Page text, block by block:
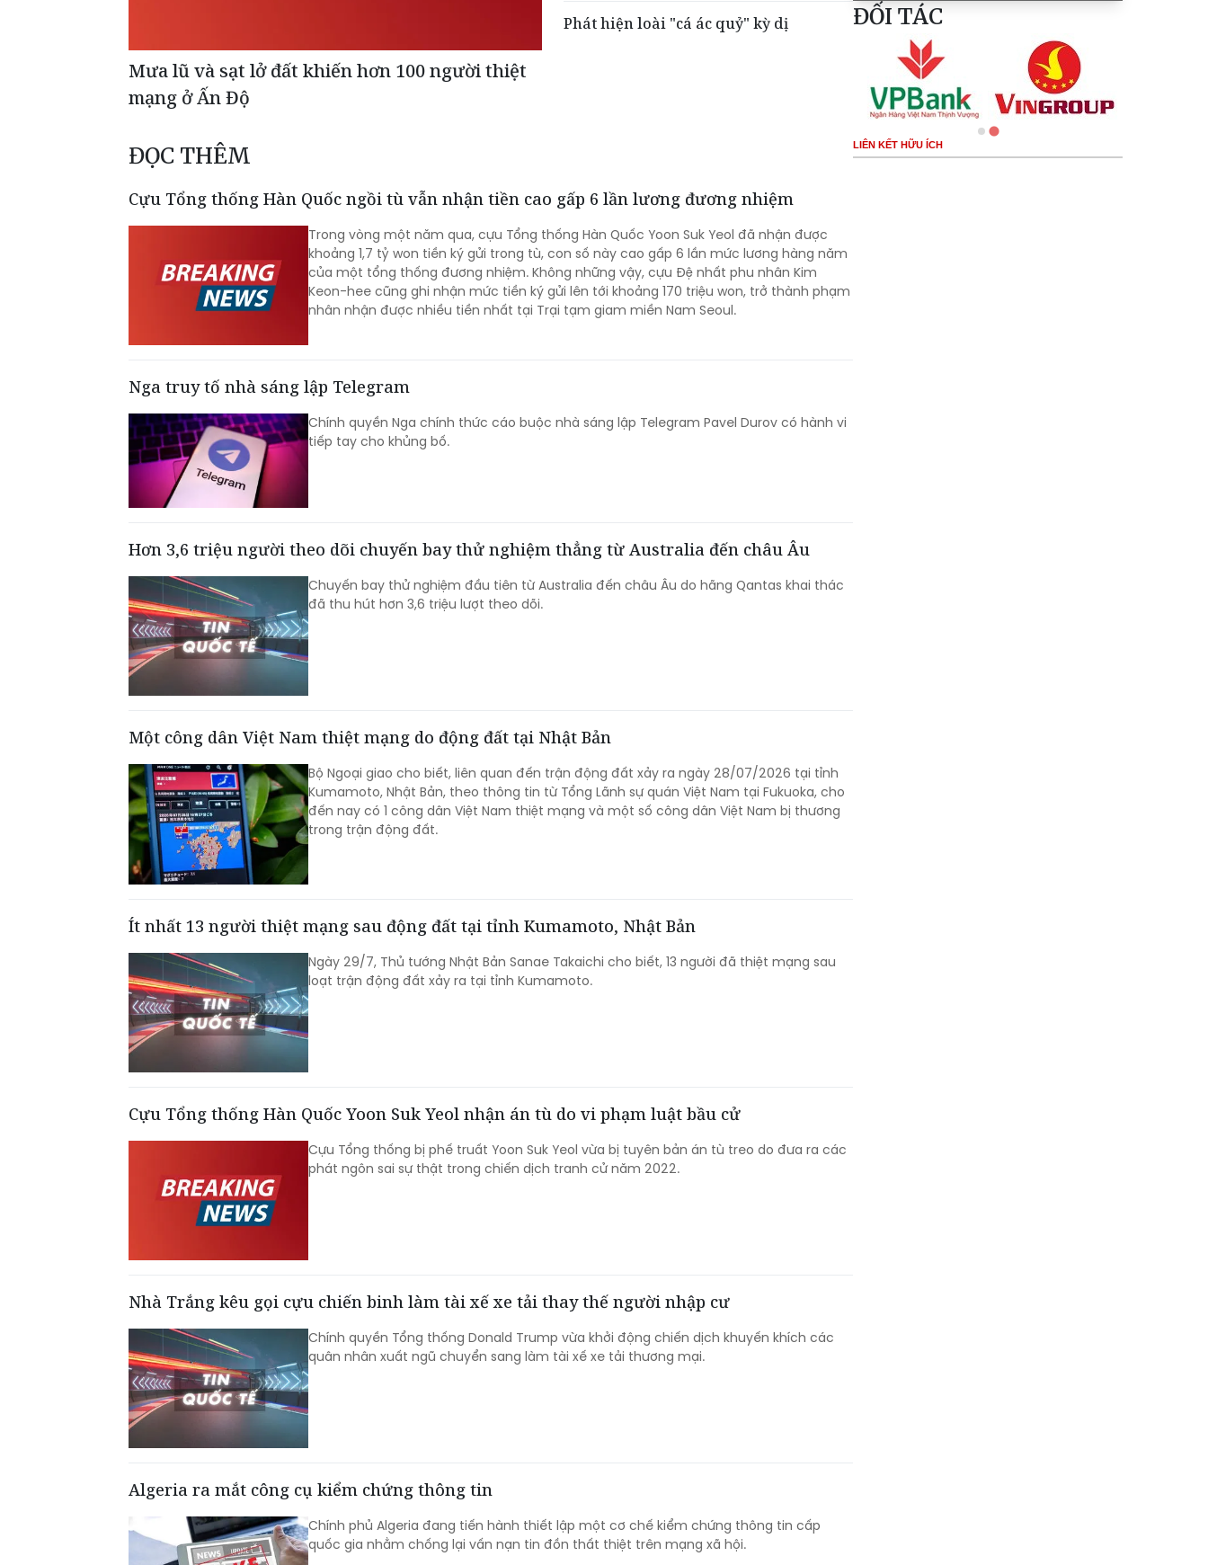
Mưa lũ và sạt lở đất khiến hơn 100 người thiệt
mạng ở Ấn Độ
Phát hiện loài "cá ác quỷ" kỳ dị
ĐỌC THÊM
Cựu Tổng thống Hàn Quốc ngồi tù vẫn nhận tiền cao gấp 6 lần lương đương nhiệm
Trong vòng một năm qua, cựu Tổng thống Hàn Quốc Yoon Suk Yeol đã nhận được
khoảng 1,7 tỷ won tiền ký gửi trong tù, con số này cao gấp 6 lần mức lương hàng năm
của một tổng thống đương nhiệm. Không những vậy, cựu Đệ nhất phu nhân Kim
Keon-hee cũng ghi nhận mức tiền ký gửi lên tới khoảng 170 triệu won, trở thành phạm
nhân nhận được nhiều tiền nhất tại Trại tạm giam miền Nam Seoul.
Nga truy tố nhà sáng lập Telegram
Chính quyền Nga chính thức cáo buộc nhà sáng lập Telegram Pavel Durov có hành vi
tiếp tay cho khủng bố.
Hơn 3,6 triệu người theo dõi chuyến bay thử nghiệm thẳng từ Australia đến châu Âu
Chuyến bay thử nghiệm đầu tiên từ Australia đến châu Âu do hãng Qantas khai thác
đã thu hút hơn 3,6 triệu lượt theo dõi.
Một công dân Việt Nam thiệt mạng do động đất tại Nhật Bản
Bộ Ngoại giao cho biết, liên quan đến trận động đất xảy ra ngày 28/07/2026 tại tỉnh
Kumamoto, Nhật Bản, theo thông tin từ Tổng Lãnh sự quán Việt Nam tại Fukuoka, cho
đến nay có 1 công dân Việt Nam thiệt mạng và một số công dân Việt Nam bị thương
trong trận động đất.
Ít nhất 13 người thiệt mạng sau động đất tại tỉnh Kumamoto, Nhật Bản
Ngày 29/7, Thủ tướng Nhật Bản Sanae Takaichi cho biết, 13 người đã thiệt mạng sau
loạt trận động đất xảy ra tại tỉnh Kumamoto.
Cựu Tổng thống Hàn Quốc Yoon Suk Yeol nhận án tù do vi phạm luật bầu cử
Cựu Tổng thống bị phế truất Yoon Suk Yeol vừa bị tuyên bản án tù treo do đưa ra các
phát ngôn sai sự thật trong chiến dịch tranh cử năm 2022.
Nhà Trắng kêu gọi cựu chiến binh làm tài xế xe tải thay thế người nhập cư
Chính quyền Tổng thống Donald Trump vừa khởi động chiến dịch khuyến khích các
quân nhân xuất ngũ chuyển sang làm tài xế xe tải thương mại.
Algeria ra mắt công cụ kiểm chứng thông tin
Chính phủ Algeria đang tiến hành thiết lập một cơ chế kiểm chứng thông tin cấp
quốc gia nhằm chống lại vấn nạn tin đồn thất thiệt trên mạng xã hội.
ĐỐI TÁC
LIÊN KẾT HỮU ÍCH